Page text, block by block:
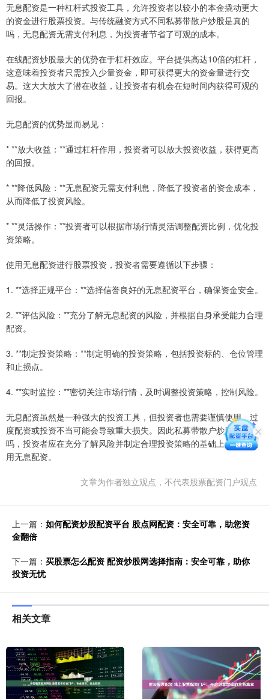
无息配资是一种杠杆式投资工具，允许投资者以较小的本金撬动更大
的资金进行股票投资。与传统融资方式不同私募带散户炒股是真的
吗，无息配资无需支付利息，为投资者节省了可观的成本。
在线配资炒股最大的优势在于杠杆效应。平台提供高达10倍的杠杆，
这意味着投资者只需投入少量资金，即可获得更大的资金量进行交
易。这大大放大了潜在收益，让投资者有机会在短时间内获得可观的
回报。
无息配资的优势显而易见：
* **放大收益：**通过杠杆作用，投资者可以放大投资收益，获得更高
的回报。
* **降低风险：**无息配资无需支付利息，降低了投资者的资金成本，
从而降低了投资风险。
* **灵活操作：**投资者可以根据市场行情灵活调整配资比例，优化投
资策略。
使用无息配资进行股票投资，投资者需要遵循以下步骤：
1. **选择正规平台：**选择信誉良好的无息配资平台，确保资金安全。
2. **评估风险：**充分了解无息配资的风险，并根据自身承受能力合理
配资。
3. **制定投资策略：**制定明确的投资策略，包括投资标的、仓位管理
和止损点。
4. **实时监控：**密切关注市场行情，及时调整投资策略，控制风险。
无息配资虽然是一种强大的投资工具，但投资者也需要谨慎使用。过
度配资或投资不当可能会导致重大损失。因此私募带散户炒股是真的
吗，投资者应在充分了解风险并制定合理投资策略的基础上，谨慎使
用无息配资。
文章为作者独立观点，不代表股票配资门户观点
上一篇： 如何配资炒股配资平台 股点网配资：安全可靠，助您资
金翻倍
下一篇： 买股票怎么配资 配资炒股网选择指南：安全可靠，助你
投资无忧
相关文章